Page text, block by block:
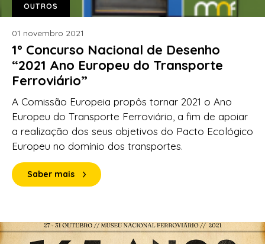
OUTROS
01 novembro 2021
1º Concurso Nacional de Desenho
“2021 Ano Europeu do Transporte
Ferroviário”
A Comissão Europeia propôs tornar 2021 o Ano
Europeu do Transporte Ferroviário, a fim de apoiar
a realização dos seus objetivos do Pacto Ecológico
Europeu no domínio dos transportes.
Saber mais